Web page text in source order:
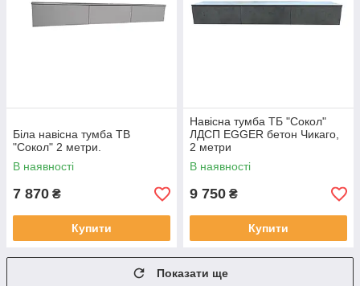
Біла навісна тумба ТВ
"Сокол" 2 метри.
В наявності
7 870 ₴
Купити
Навісна тумба ТБ "Сокол"
ЛДСП EGGER бетон Чикаго,
2 метри
В наявності
9 750 ₴
Купити
Показати ще